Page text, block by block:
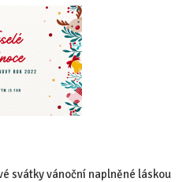
svátky vánoční naplněné láskou